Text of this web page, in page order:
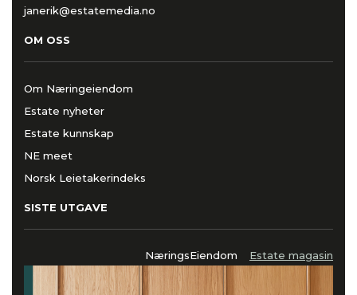
janerik@estatemedia.no
OM OSS
Om Næringeiendom
Estate nyheter
Estate kunnskap
NE meet
Norsk Leietakerindeks
SISTE UTGAVE
NæringsEiendom Estate magasin